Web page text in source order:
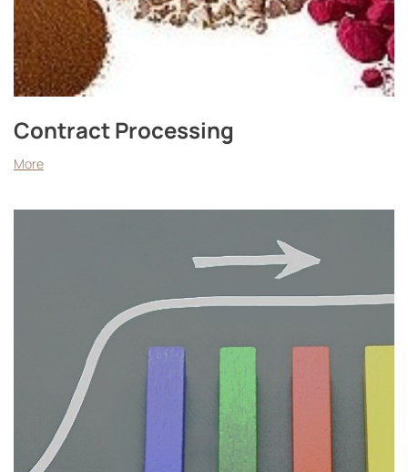
Contract Processing
More